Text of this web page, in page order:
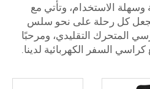
الاستخدام، وتأتي مع
كل رحلة على نحو سلس
المتحرك التقليدي، ومرحبًا
السفر الكهربائية لدينا.